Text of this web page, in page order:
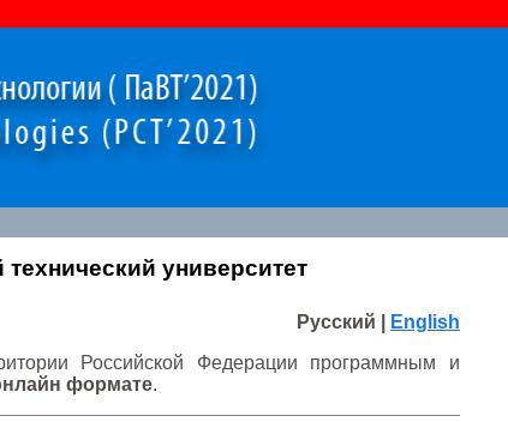
университет
Русский |
English
Российской Федерации программным и
формате.